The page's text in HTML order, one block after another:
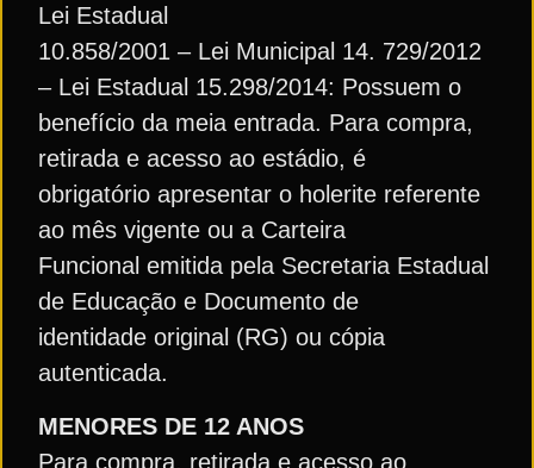
Lei Estadual
10.858/2001 – Lei Municipal 14. 729/2012
– Lei Estadual 15.298/2014: Possuem o
benefício da meia entrada. Para compra,
retirada e acesso ao estádio, é
obrigatório apresentar o holerite referente
ao mês vigente ou a Carteira
Funcional emitida pela Secretaria Estadual
de Educação e Documento de
identidade original (RG) ou cópia
autenticada.
MENORES DE 12 ANOS
Para compra, retirada e acesso ao